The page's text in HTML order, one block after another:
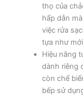
thọ của
hấp dẫn
việc rửa
tựa như
Hiệu năng
dành riêng
còn chế
bếp sử